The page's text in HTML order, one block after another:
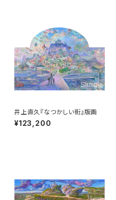
井上直久『なつかしい街』版画
¥123,200